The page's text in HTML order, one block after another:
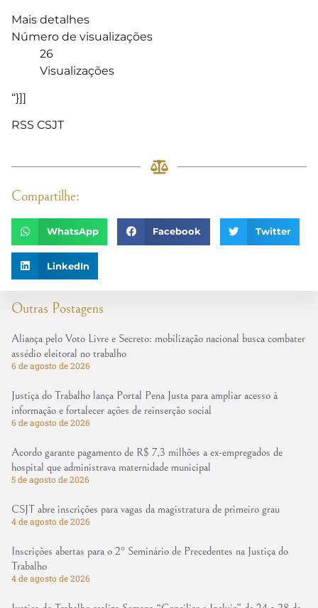
Outras Postagens
Aliança pelo Voto Livre e Secreto: mobilização nacional busca combater
assédio eleitoral no trabalho
6 de agosto de 2026
Justiça do Trabalho lança Portal Pena Justa para ampliar acesso à
informação e fortalecer ações de reinserção social
6 de agosto de 2026
Acordo garante pagamento de R$ 7,3 milhões a ex-empregados de
hospital que administrava maternidade municipal
5 de agosto de 2026
CSJT abre inscrições para vagas da magistratura de primeiro grau
4 de agosto de 2026
Inscrições abertas para o 2º Seminário de Precedentes na Justiça do
Trabalho
4 de agosto de 2026
Mais detalhes
Número de visualizações
26
Visualizações
“}]]
RSS CSJT
Compartilhe:
WhatsApp Facebook Twitter
LinkedIn